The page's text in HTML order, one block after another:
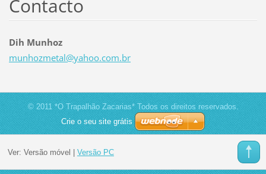
Contacto
Dih Munhoz
munhozmetal@yahoo.com.br
© 2011 *O Trapalhão Zacarias* Todos os direitos reservados.
Crie o seu site grátis
Ver: Versão móvel Versão PC